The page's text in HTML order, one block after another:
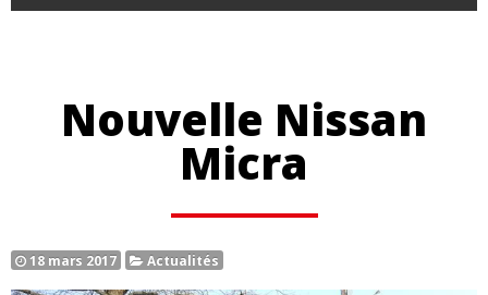
Nouvelle Nissan
Micra
18 mars 2017 Actualités